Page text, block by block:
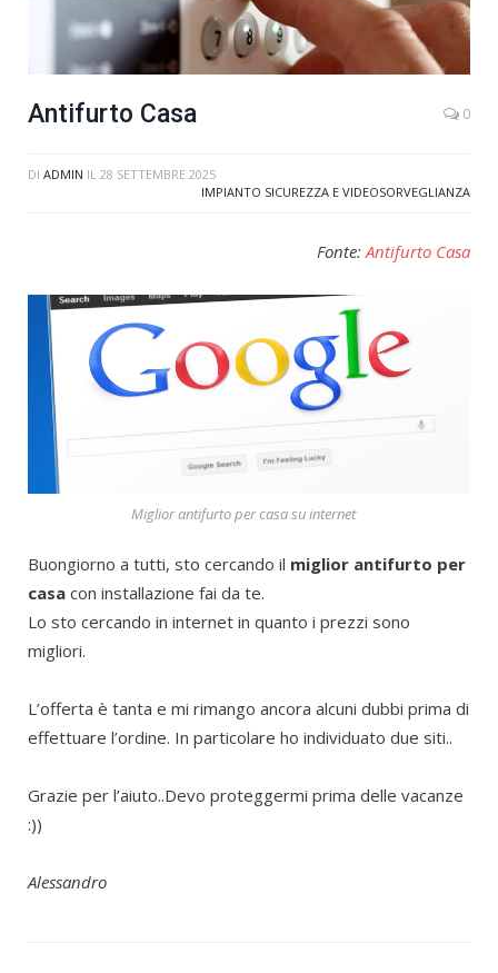
Antifurto Casa 0
DI ADMIN IL 28 SETTEMBRE 2025
IMPIANTO SICUREZZA E VIDEOSORVEGLIANZA
Fonte: Antifurto Casa
Miglior antifurto per casa su internet
Buongiorno a tutti, sto cercando il miglior antifurto per
casa con installazione fai da te.
Lo sto cercando in internet in quanto i prezzi sono
migliori.
L’offerta è tanta e mi rimango ancora alcuni dubbi prima di
effettuare l’ordine. In particolare ho individuato due siti..
Grazie per l’aiuto..Devo proteggermi prima delle vacanze
:))
Alessandro